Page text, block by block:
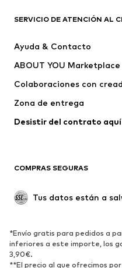
Camisetas
Pantalones
Ropa interior
Trajes y chaquetas
Nuevo
Zapatos bajos
Zapatos abiertos
SERVICIO DE ATENCIÓN AL
Ayuda & Contacto
ABOUT YOU Marketplace
Colaboraciones con
Zona de entrega
Desistir del contrato aquí
COMPRAS SEGURAS
Tus datos están a
*Envío gratis para pedidos a
inferiores a este importe, los
3,90€.
**El precio al que ofrecimos